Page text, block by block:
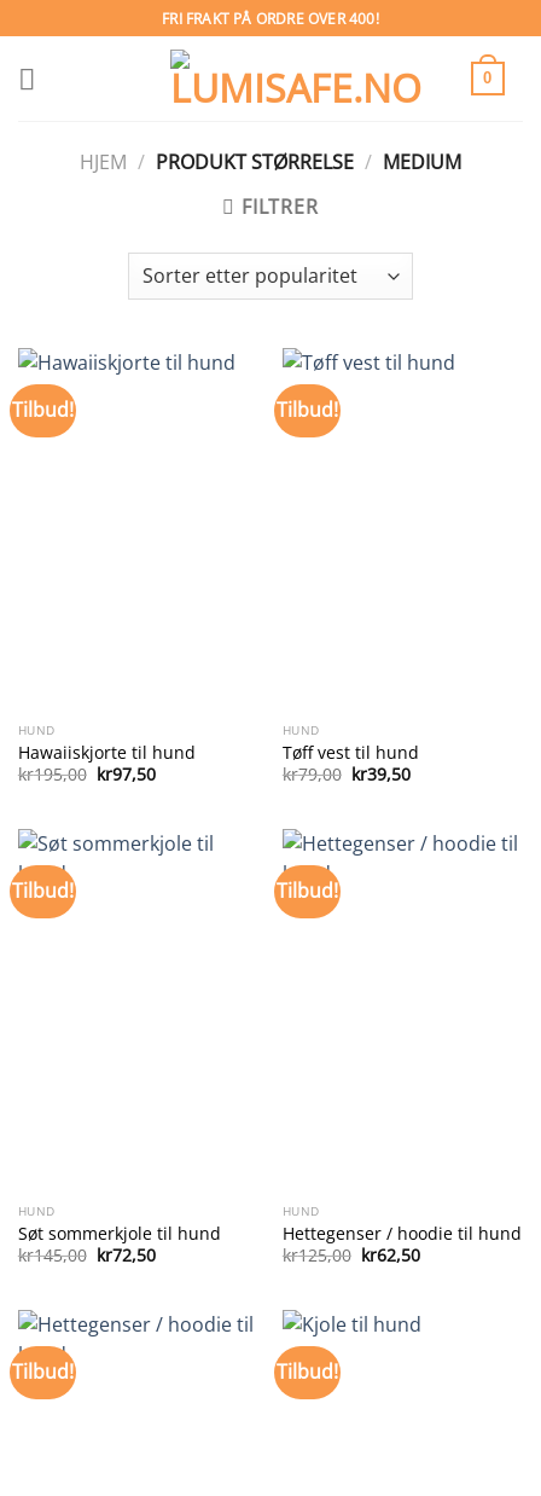
to
content
FRI FRAKT PÅ ORDRE OVER 400!
0
HJEM / PRODUKT STØRRELSE / MEDIUM
FILTRER
Tilbud!
HUND
Hawaiiskjorte til hund
kr195,00 Opprinnelig
kr97,50Nåværende
Tilbud!
HUND
Tøff vest til hund
kr79,00 Opprinnelig
kr39,50Nåværende
Tilbud!
HUND
Søt sommerkjole til hund
kr145,00 Opprinnelig
pris
kr72,50Nåværende
pris
Tilbud!
HUND
Hettegenser / hoodie til hund
kr125,00 Opprinnelig
pris
kr62,50Nåværende
pris
Tilbud! Tilbud!